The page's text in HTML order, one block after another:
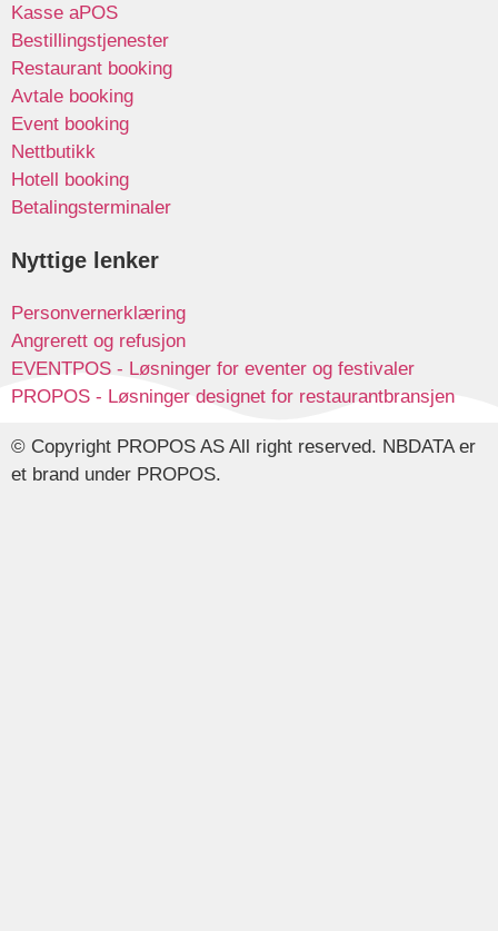
Kasse aPOS
Bestillingstjenester
Restaurant booking
Avtale booking
Event booking
Nettbutikk
Hotell booking
Betalingsterminaler
Nyttige lenker
Personvernerklæring
Angrerett og refusjon
EVENTPOS - Løsninger for eventer og festivaler
PROPOS - Løsninger designet for restaurantbransjen
© Copyright PROPOS AS All right reserved. NBDATA er
et brand under PROPOS.